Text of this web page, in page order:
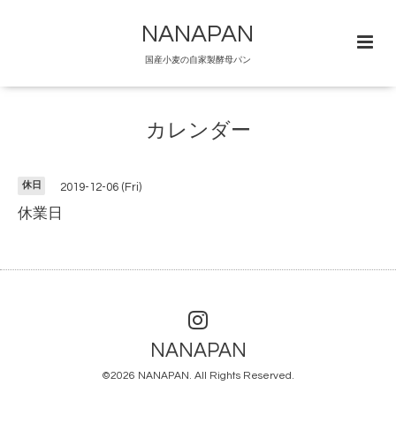
NANAPAN
国産小麦の自家製酵母パン
カレンダー
休日 2019-12-06 (Fri)
休業日
NANAPAN
©2026 NANAPAN. All Rights Reserved.